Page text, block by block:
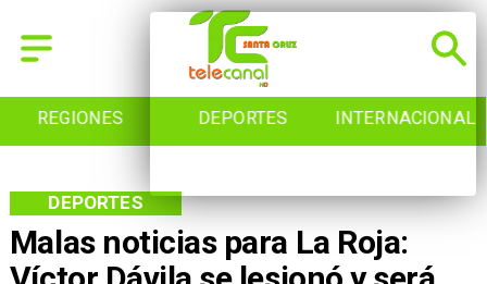
REGIONES DEPORTES INTERNACIONAL
Malas noticias para La Roja:
DEPORTES